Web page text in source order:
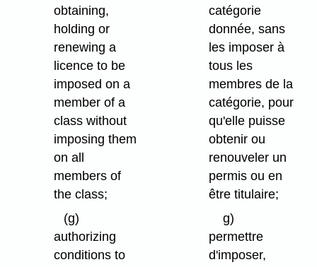
obtaining,
holding or
renewing a
licence to be
imposed on a
member of a
class without
imposing them
on all
members of
the class;
(g)
authorizing
conditions to
catégorie
donnée, sans
les imposer à
tous les
membres de la
catégorie, pour
qu'elle puisse
obtenir ou
renouveler un
permis ou en
être titulaire;
g)
permettre
d'imposer,